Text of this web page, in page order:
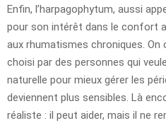
Enfin, l’harpagophytum, aussi
pour son intérêt dans le confort
aux rhumatismes chroniques.
choisi par des personnes qui
naturelle pour mieux gérer les
deviennent plus sensibles. Là
réaliste : il peut aider, mais il ne